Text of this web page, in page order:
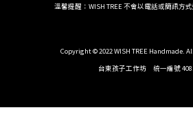
溫馨提醒：WISH TREE 不會以電話或簡訊方
Copyright © 2022 WISH TREE Handmade.
台東孩子工作坊 統一編號